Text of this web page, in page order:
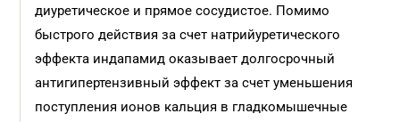
диуретическое и прямое сосудистое. Помимо
быстрого действия за счет натрийуретического
эффекта индапамид оказывает долгосрочный
антигипертензивный эффект за счет уменьшения
поступления ионов кальция в гладкомышечные